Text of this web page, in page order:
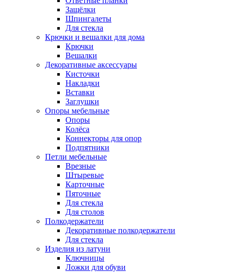
Защёлки
Шпингалеты
Для стекла
Крючки и вешалки для дома
Крючки
Вешалки
Декоративные аксессуары
Кисточки
Накладки
Вставки
Заглушки
Опоры мебельные
Опоры
Колёса
Коннекторы для опор
Подпятники
Петли мебельные
Врезные
Штыревые
Карточные
Пяточные
Для стекла
Для столов
Полкодержатели
Декоративные полкодержатели
Для стекла
Изделия из латуни
Ключницы
Ложки для обуви